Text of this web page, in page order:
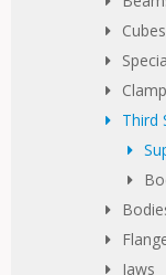
Cubes
Third
Jaws